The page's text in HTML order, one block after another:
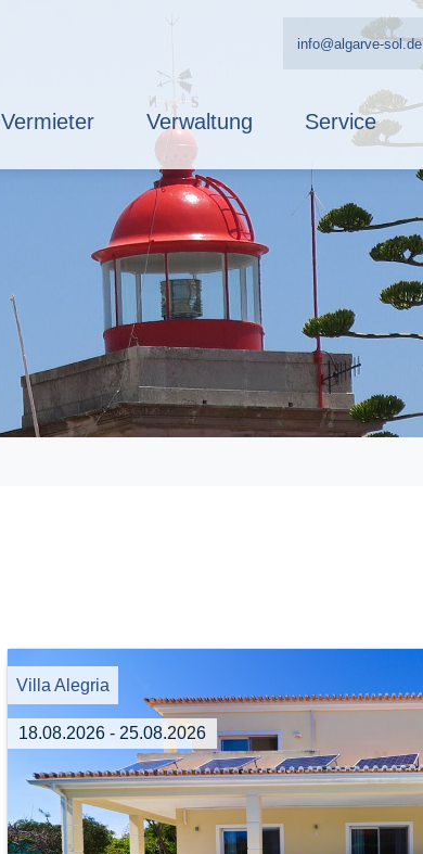
info@algarve-sol.de
Vermieter Verwaltung Service
Villa Alegria
18.08.2026 - 25.08.2026